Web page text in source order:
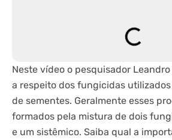
Neste vídeo o pesquisador
a respeito dos fungicidas
de sementes. Geralmente esses
formados pela mistura de dois
e um sistêmico. Saiba qual a